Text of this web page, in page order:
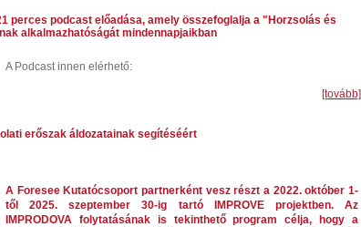
perces podcast előadása, amely összefoglalja a "Horzsolás és
alkalmazhatóságát mindennapjaikban
A Podcast innen elérhető:
[tovább]
erőszak áldozatainak segítéséért
A Foresee Kutatócsoport partnerként vesz részt a 2022. október 1-
től 2025. szeptember 30-ig tartó IMPROVE projektben. Az
IMPRODOVA folytatásának is tekinthető program célja, hogy a